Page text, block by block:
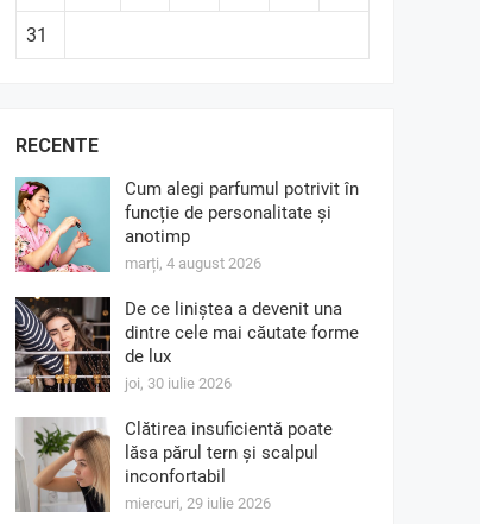
31
RECENTE
Cum alegi parfumul potrivit în
funcție de personalitate și
anotimp
marți, 4 august 2026
De ce liniștea a devenit una
dintre cele mai căutate forme
de lux
joi, 30 iulie 2026
Clătirea insuficientă poate
lăsa părul tern și scalpul
inconfortabil
miercuri, 29 iulie 2026